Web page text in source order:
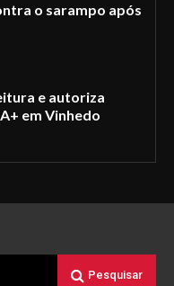
o sarampo após
e autoriza
em Vinhedo
Pesquisar